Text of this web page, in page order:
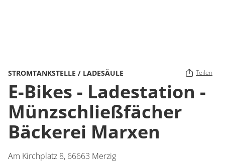
STROMTANKSTELLE / LADESÄULE Teilen
E-Bikes - Ladestation -
Münzschließfächer
Bäckerei Marxen
Am Kirchplatz 8, 66663 Merzig